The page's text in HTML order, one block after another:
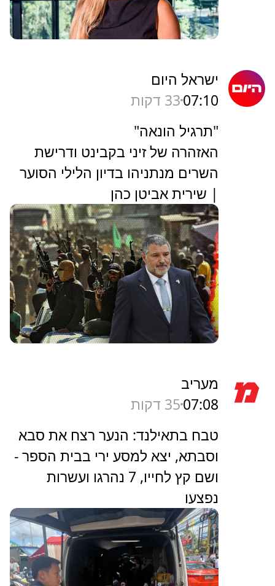
ישראל היום
07:1033 דקות
"תרגיל הונאה"
האזהרה של זיני בקבינט ודרישת
השרים מנתניהו בדיון הלילי הסוער
| שירית אביטן כהן
מעריב
07:0835 דקות
טבח בתאילנד: הנער רצח את סבא
וסבתא, יצא למסע ירי בבית הספר -
ושם קץ לחייו, 7 נהרגו ועשרות
נפצעו